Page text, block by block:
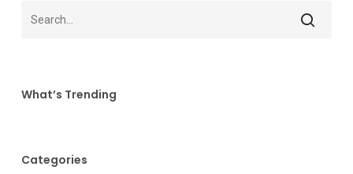
What’s Trending
Categories